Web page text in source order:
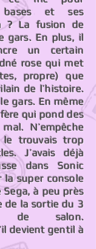
bases et ses
? La fusion de
gars. En plus, il
un certain
rose qui met
propre) que
de l’histoire.
gars. En même
qui pond des
N’empêche
le trouvais trop
J’avais déjà
dans Sonic
la super console
à peu près
de la sortie du 3
de salon.
devient gentil à